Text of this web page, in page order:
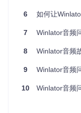
[资产目录]/
SA硬件抽象层模
可通过应用内的"
不同Android设备的
6 如何让
7 Winlator音频问题
8 Winlator音频故
9 Winlator音频问
10 Winlator音频